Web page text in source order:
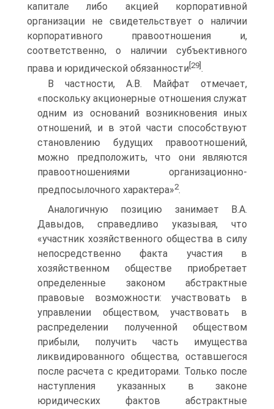
капитале либо акцией корпоративной
организации не свидетельствует о наличии
корпоративного правоотношения и,
соответственно, о наличии субъективного
права и юридической обязанности [29] .
В частности, А.В. Майфат отмечает,
«поскольку акционерные отношения служат
одним из оснований возникновения иных
отношений, и в этой части способствуют
становлению будущих правоотношений,
можно предположить, что они являются
правоотношениями организационно-
предпосылочного характера»2.
Аналогичную позицию занимает В.А.
Давыдов, справедливо указывая, что
«участник хозяйственного общества в силу
непосредственно факта участия в
хозяйственном обществе приобретает
определенные законом абстрактные
правовые возможности: участвовать в
управлении обществом, участвовать в
распределении полученной обществом
прибыли, получить часть имущества
ликвидированного общества, оставшегося
после расчета с кредиторами. Только после
наступления указанных в законе
юридических фактов абстрактные